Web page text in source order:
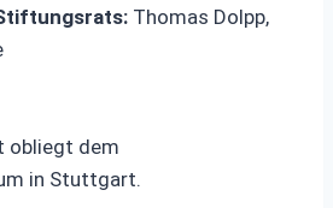
Thomas Dolpp,
obliegt dem
in Stuttgart.